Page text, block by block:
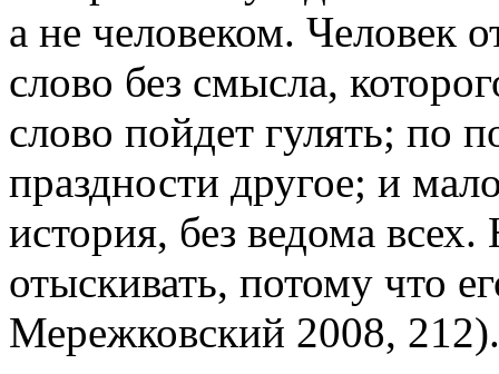
а не человеком. Человек
слово без смысла,
слово пойдет гулять; по
праздности другое; и
история, без ведома
отыскивать, потому что
Мережковский 2008, 212).